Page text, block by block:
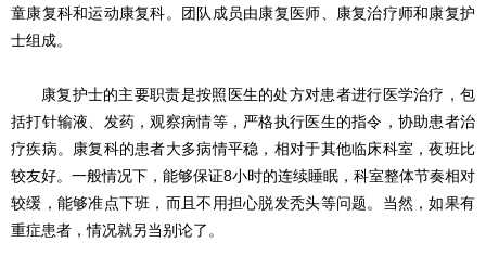
童康复科和运动康复科。团队成员由康复医师、康复治疗师和康复护
士组成。
康复护士的主要职责是按照医生的处方对患者进行医学治疗，包
括打针输液、发药，观察病情等，严格执行医生的指令，协助患者治
疗疾病。康复科的患者大多病情平稳，相对于其他临床科室，夜班比
较友好。一般情况下，能够保证8小时的连续睡眠，科室整体节奏相对
较缓，能够准点下班，而且不用担心脱发秃头等问题。当然，如果有
重症患者，情况就另当别论了。